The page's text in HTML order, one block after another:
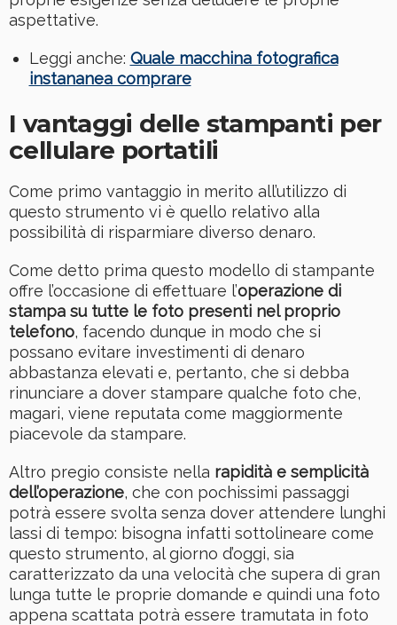
aspettative.
Leggi anche: Quale macchina fotografica
instananea comprare
I vantaggi delle stampanti per
cellulare portatili
Come primo vantaggio in merito all’utilizzo di
questo strumento vi è quello relativo alla
possibilità di risparmiare diverso denaro.
Come detto prima questo modello di stampante
offre l’occasione di effettuare l’operazione di
stampa su tutte le foto presenti nel proprio
telefono, facendo dunque in modo che si
possano evitare investimenti di denaro
abbastanza elevati e, pertanto, che si debba
rinunciare a dover stampare qualche foto che,
magari, viene reputata come maggiormente
piacevole da stampare.
Altro pregio consiste nella rapidità e semplicità
dell’operazione, che con pochissimi passaggi
potrà essere svolta senza dover attendere lunghi
lassi di tempo: bisogna infatti sottolineare come
questo strumento, al giorno d’oggi, sia
caratterizzato da una velocità che supera di gran
lunga tutte le proprie domande e quindi una foto
appena scattata potrà essere tramutata in foto